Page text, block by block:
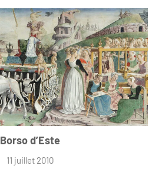
Borso d’Este
11 juillet 2010